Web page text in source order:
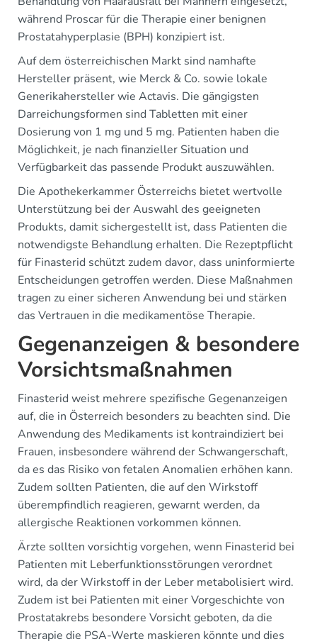
während Proscar für die Therapie einer benignen
Prostatahyperplasie (BPH) konzipiert ist.
Auf dem österreichischen Markt sind namhafte
Hersteller präsent, wie Merck & Co. sowie lokale
Generikahersteller wie Actavis. Die gängigsten
Darreichungsformen sind Tabletten mit einer
Dosierung von 1 mg und 5 mg. Patienten haben die
Möglichkeit, je nach finanzieller Situation und
Verfügbarkeit das passende Produkt auszuwählen.
Die Apothekerkammer Österreichs bietet wertvolle
Unterstützung bei der Auswahl des geeigneten
Produkts, damit sichergestellt ist, dass Patienten die
notwendigste Behandlung erhalten. Die Rezeptpflicht
für Finasterid schützt zudem davor, dass uninformierte
Entscheidungen getroffen werden. Diese Maßnahmen
tragen zu einer sicheren Anwendung bei und stärken
das Vertrauen in die medikamentöse Therapie.
Gegenanzeigen & besondere
Vorsichtsmaßnahmen
Finasterid weist mehrere spezifische Gegenanzeigen
auf, die in Österreich besonders zu beachten sind. Die
Anwendung des Medikaments ist kontraindiziert bei
Frauen, insbesondere während der Schwangerschaft,
da es das Risiko von fetalen Anomalien erhöhen kann.
Zudem sollten Patienten, die auf den Wirkstoff
überempfindlich reagieren, gewarnt werden, da
allergische Reaktionen vorkommen können.
Ärzte sollten vorsichtig vorgehen, wenn Finasterid bei
Patienten mit Leberfunktionsstörungen verordnet
wird, da der Wirkstoff in der Leber metabolisiert wird.
Zudem ist bei Patienten mit einer Vorgeschichte von
Prostatakrebs besondere Vorsicht geboten, da die
Therapie die PSA-Werte maskieren könnte und dies